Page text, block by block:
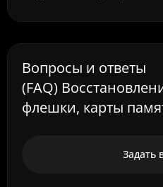
Вопросы и ответы
(FAQ)
флешки, карты
Задать